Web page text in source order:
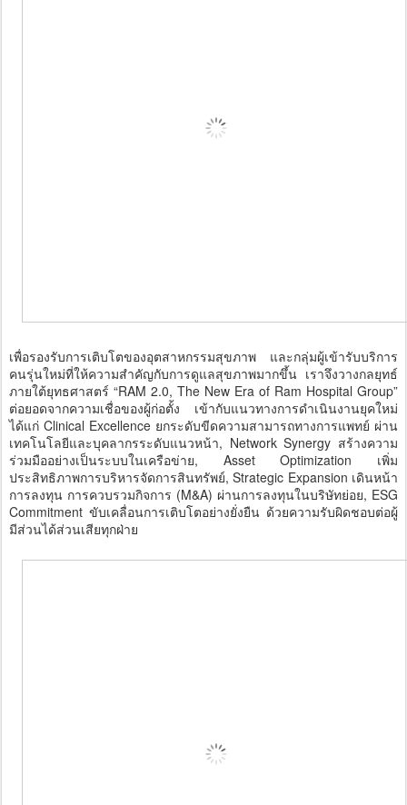
เพื่อรองรับการเติบโตของอุตสาหกรรมสุขภาพ และกลุ่มผู้เข้ารับบริการ
คนรุ่นใหม่ที่ให้ความสำคัญกับการดูแลสุขภาพมากขึ้น เราจึงวางกลยุทธ์
ภายใต้ยุทธศาสตร์ “RAM 2.0, The New Era of Ram Hospital Group”
ต่อยอดจากความเชื่อของผู้ก่อตั้ง เข้ากับแนวทางการดำเนินงานยุคใหม่
ได้แก่ Clinical Excellence ยกระดับขีดความสามารถทางการแพทย์ ผ่าน
เทคโนโลยีและบุคลากรระดับแนวหน้า, Network Synergy สร้างความ
ร่วมมืออย่างเป็นระบบในเครือข่าย, Asset Optimization เพิ่ม
ประสิทธิภาพการบริหารจัดการสินทรัพย์, Strategic Expansion เดินหน้า
การลงทุน การควบรวมกิจการ (M&A) ผ่านการลงทุนในบริษัทย่อย, ESG
Commitment ขับเคลื่อนการเติบโตอย่างยั่งยืน ด้วยความรับผิดชอบต่อผู้
มีส่วนได้ส่วนเสียทุกฝ่าย